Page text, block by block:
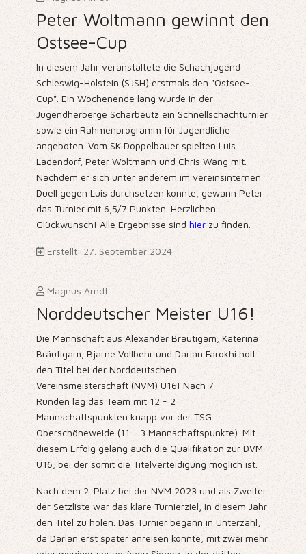
Peter Woltmann gewinnt den
Ostsee-Cup
In diesem Jahr veranstaltete die Schachjugend
Schleswig-Holstein (SJSH) erstmals den "Ostsee-
Cup". Ein Wochenende lang wurde in der
Jugendherberge Scharbeutz ein Schnellschachturnier
sowie ein Rahmenprogramm für Jugendliche
angeboten. Vom SK Doppelbauer spielten Luis
Ladendorf, Peter Woltmann und Chris Wang mit.
Nachdem er sich unter anderem im vereinsinternen
Duell gegen Luis durchsetzen konnte, gewann Peter
das Turnier mit 6,5/7 Punkten. Herzlichen
Glückwunsch! Alle Ergebnisse sind hierzu finden.
Erstellt: 27. September 2024
Magnus Arndt
Norddeutscher Meister U16!
Die Mannschaft aus Alexander Bräutigam, Katerina
Bräutigam, Bjarne Vollbehr und Darian Farokhi holt
den Titel bei der Norddeutschen
Vereinsmeisterschaft (NVM) U16! Nach 7
Runden lag das Team mit 12 - 2
Mannschaftspunkten knapp vor der TSG
Oberschöneweide (11 - 3 Mannschaftspunkte). Mit
diesem Erfolg gelang auch die Qualifikation zur DVM
U16, bei der somit die Titelverteidigung möglich ist.
Nach dem 2. Platz bei der NVM 2023 und als Zweiter
der Setzliste war das klare Turnierziel, in diesem Jahr
den Titel zu holen. Das Turnier begann in Unterzahl,
da Darian erst später anreisen konnte, mit zwei mehr